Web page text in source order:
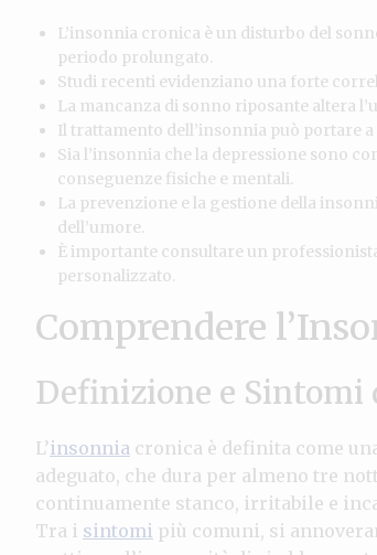
L’insonnia cronica è un disturbo del
periodo prolungato.
Studi recenti evidenziano una forte
La mancanza di sonno riposante altera
Il trattamento dell’insonnia può portare
Sia l’insonnia che la depressione sono
conseguenze fisiche e mentali.
La prevenzione e la gestione della
dell’umore.
È importante consultare un
personalizzato.
Comprendere
Definizione e Sintomi
L’insonnia cronica è definita come
adeguato, che dura per almeno tre
continuamente stanco, irritabile e
Tra i sintomi più comuni, si